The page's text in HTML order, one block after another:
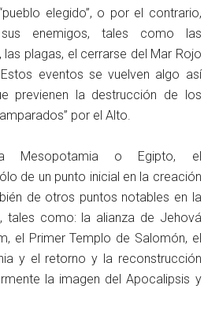
elegido”, o por el contrario,
enemigos, tales como las
las plagas, el cerrarse del Mar Rojo
eventos se vuelven algo así
previenen la destrucción de los
por el Alto.
o Egipto, el
de un punto inicial en la creación
de otros puntos notables en la
tales como: la alianza de Jehová
el Primer Templo de Salomón, el
y el retorno y la reconstrucción
la imagen del Apocalipsis y